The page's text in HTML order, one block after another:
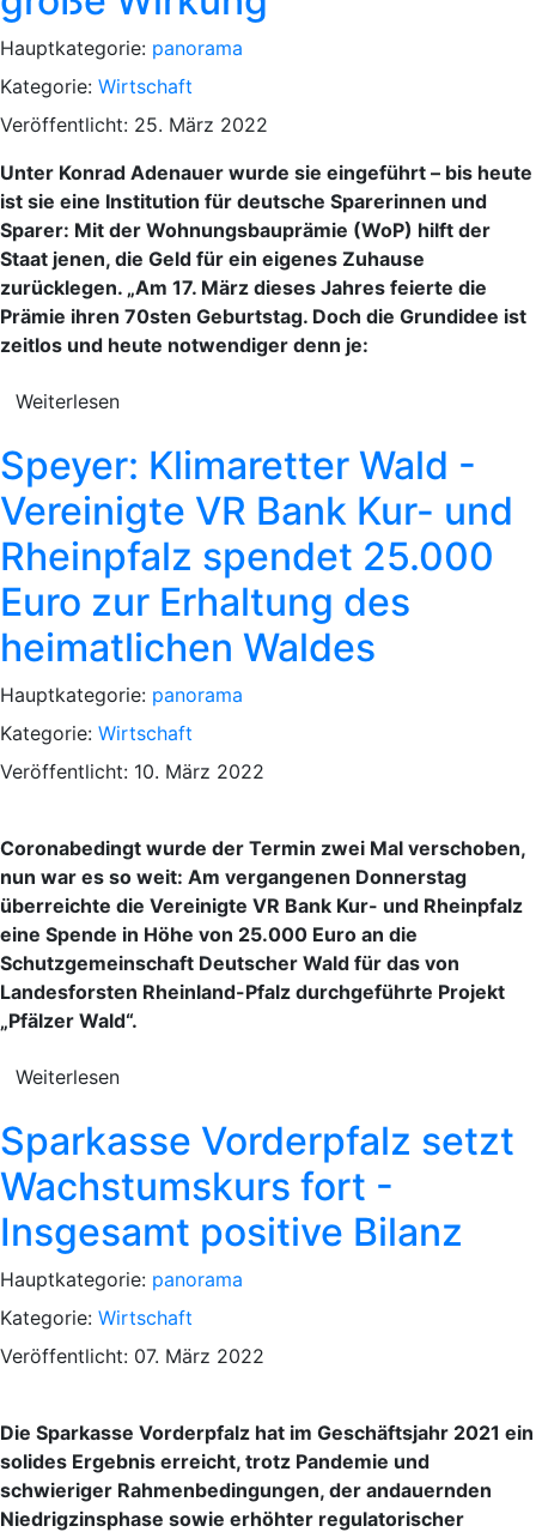
Hauptkategorie: panorama
Kategorie: Wirtschaft
Veröffentlicht: 25. März 2022
Unter Konrad Adenauer wurde sie eingeführt – bis heute
ist sie eine Institution für deutsche Sparerinnen und
Sparer: Mit der Wohnungsbauprämie (WoP) hilft der
Staat jenen, die Geld für ein eigenes Zuhause
zurücklegen. „Am 17. März dieses Jahres feierte die
Prämie ihren 70sten Geburtstag. Doch die Grundidee ist
zeitlos und heute notwendiger denn je:
Weiterlesen
Speyer: Klimaretter Wald -
Vereinigte VR Bank Kur- und
Rheinpfalz spendet 25.000
Euro zur Erhaltung des
heimatlichen Waldes
Hauptkategorie: panorama
Kategorie: Wirtschaft
Veröffentlicht: 10. März 2022
Coronabedingt wurde der Termin zwei Mal verschoben,
nun war es so weit: Am vergangenen Donnerstag
überreichte die Vereinigte VR Bank Kur- und Rheinpfalz
eine Spende in Höhe von 25.000 Euro an die
Schutzgemeinschaft Deutscher Wald für das von
Landesforsten Rheinland-Pfalz durchgeführte Projekt
„Pfälzer Wald“.
Weiterlesen
Sparkasse Vorderpfalz setzt
Wachstumskurs fort -
Insgesamt positive Bilanz
Hauptkategorie: panorama
Kategorie: Wirtschaft
Veröffentlicht: 07. März 2022
Die Sparkasse Vorderpfalz hat im Geschäftsjahr 2021 ein
solides Ergebnis erreicht, trotz Pandemie und
schwieriger Rahmenbedingungen, der andauernden
Niedrigzinsphase sowie erhöhter regulatorischer